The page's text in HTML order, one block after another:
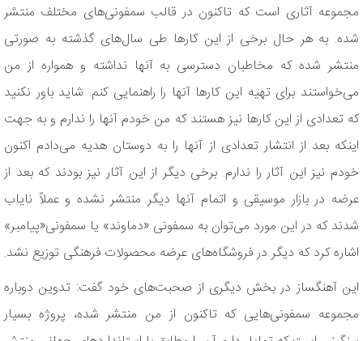
مجموعه آثاری است که تاکنون در قالب سمفونی‌های مختلف منتشر
شده. به هر حال برخی از این کارها طی سال‌های گذشته به صورتی
منتشر شده که مخاطبان دسترسی به آنها نداشته و همواره از من
می‌خواستند برای تهیه این کارها آنها را راهنمایی کنم. شاید باور نکنید
که تعدادی از این کارها نیز هستند که من خودم آنها را ندارم و به جهت
اینکه بعد از انتشار تعدادی از آنها را به دوستان هدیه می‌دادم اکنون
خودم نیز این آثار را ندارم. برخی دیگر از این آثار نیز بودند که بعد از
عرضه در بازار موسیقی و اتمام آنها دیگر منتشر نشده و عملاً نایاب
شدند که در این مورد می‌توان به سمفونی «دماوند» یا سمفونی«پیامبر»
اشاره کرد که دیگر در فروشگاه‌های عرضه محصولات فرهنگی توزیع نشد.
این آهنگساز در بخش دیگری از صحبت‌های خود گفت: تدوین دوباره
مجموعه سمفونی‌هایی که تاکنون از من منتشر شده، پروژه بسیار